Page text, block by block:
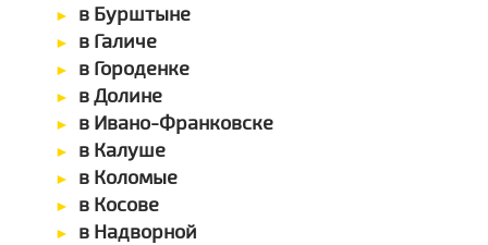
в Бурштыне
в Галиче
в Городенке
в Долине
в Ивано-Франковске
в Калуше
в Коломые
в Косове
в Надворной